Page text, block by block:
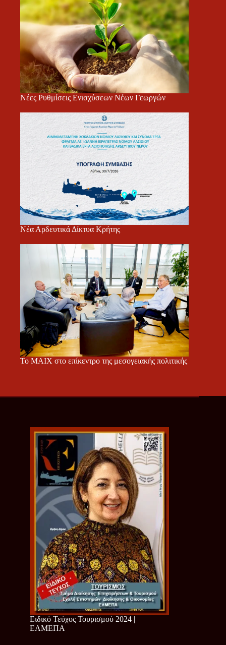
Νέες Ρυθμίσεις Ενισχύσεων Νέων Γεωργών
Νέα Αρδευτικά Δίκτυα Κρήτης
Το ΜΑΙΧ στο επίκεντρο της μεσογειακής πολιτικής
Ειδικό Τεύχος Τουρισμού 2024 |
ΕΛΜΕΠΑ